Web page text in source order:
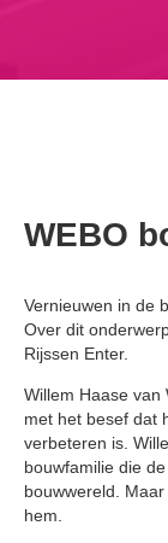
WEBO
Vernieuwen in de
Over dit
Rijssen Enter.
Willem Haase van
met het besef dat
verbeteren is.
bouwfamilie die
bouwwereld.
hem.